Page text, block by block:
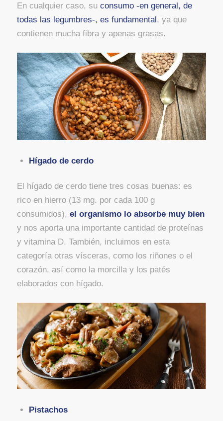
En cualquier caso, su consumo -en general, de
todas las legumbres-, es fundamental, ya que
contienen mucha fibra y apenas grasas.
Hígado de cerdo
El hígado de cerdo tiene tres cosas buenas: es
rico en hierro (13 mg. por cada 100 g
consumidos), el organismo lo absorbe muy bien
y nos aporta una importante cantidad de proteínas
y vitamina D. También, incluimos en esta
categoría otras vísceras, como los riñones o el
corazón, así como la morcilla y los patés
elaborados con hígado.
Pistachos